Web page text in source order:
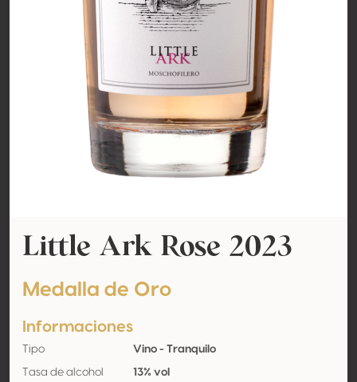
Little Ark Rose 2023
Medalla de Oro
Informaciones
Tipo Vino - Tranquilo
Tasa de alcohol
13% vol